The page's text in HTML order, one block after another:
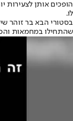
הופכים אותן לצעירות
לו.
בסטורי הבא בר זוהר
שהתחילו במחמאות